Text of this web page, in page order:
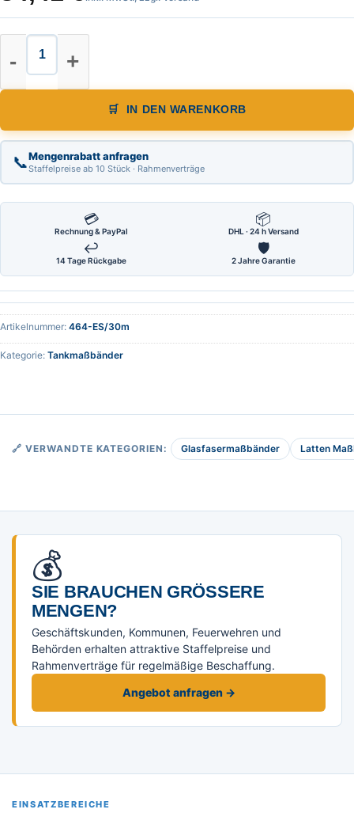
Tank Maßband aus
IN DEN WARENKORB
📞Mengenrabatt anfragen
Staffelpreise ab 10 Stück · Rahmenverträge
💳
Rechnung & PayPal
📦
DHL · 24 h Versand
↩
14 Tage Rückgabe
🛡
2 Jahre Garantie
Artikelnummer: 464-ES/30m
Kategorie: Tankmaßbänder
🔗 VERWANDTE KATEGORIEN: Glasfasermaßbänder Latten
💰
SIE BRAUCHEN GRÖSSERE M
ENGEN?
Geschäftskunden, Kommunen, Feuerwehren und
Behörden erhalten attraktive Staffelpreise und
Rahmenverträge für regelmäßige Beschaffung.
Angebot anfragen →
EINSATZBEREICHE